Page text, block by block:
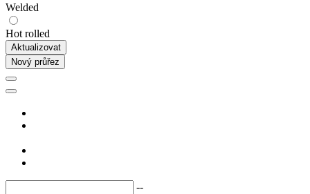
Welded
Hot rolled
Aktualizovat
Nový průřez
--